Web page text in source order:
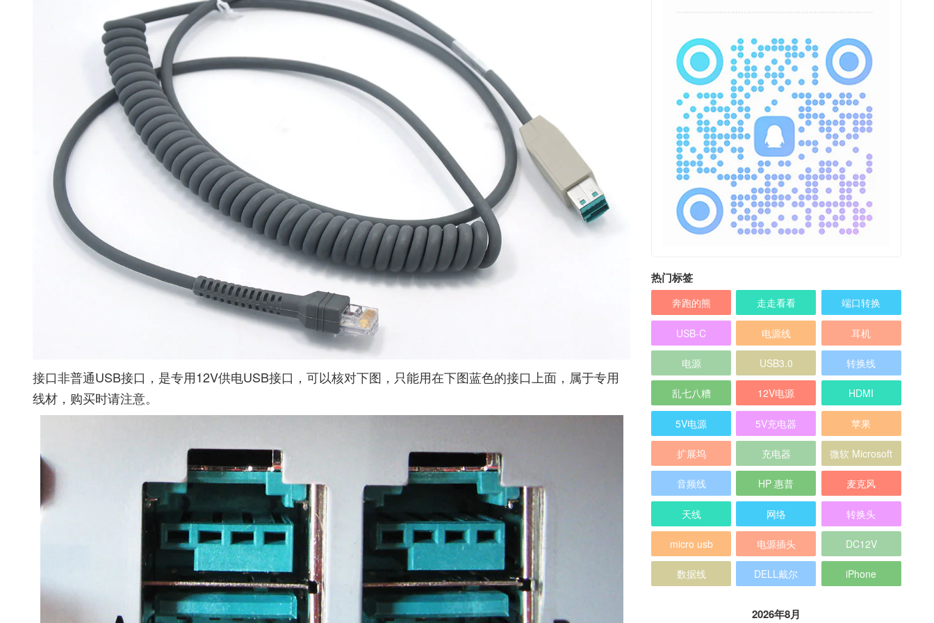
接口非普通USB接口，是专用12V供电USB接口，可以核对下图，只能用在下图蓝色的接口上面，属于专用
线材，购买时请注意。
热门标签
奔跑的熊 走走看看 端口转换
USB-C 电源线 耳机
电源 USB3.0 转换线
乱七八糟 12V电源 HDMI
5V电源 5V充电器 苹果
扩展坞 充电器 微软 Microsoft
音频线 HP 惠普 麦克风
天线 网络 转换头
micro usb 电源插头 DC12V
数据线 DELL戴尔 iPhone
2026年8月